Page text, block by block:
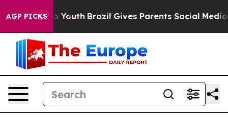
AGP PICKS
to Youth Brazil Gives Parents Social Media